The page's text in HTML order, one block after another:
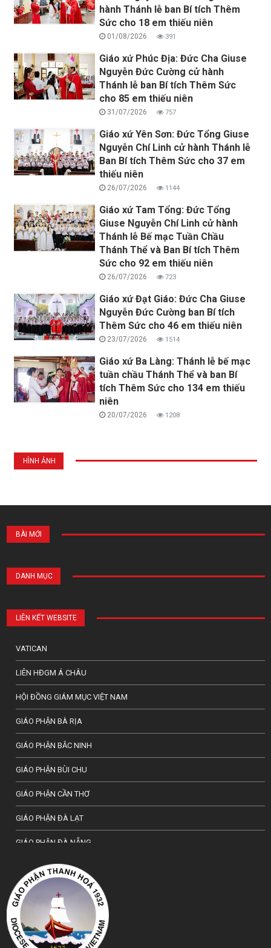
hành Thánh lễ ban Bí tích Thêm
Sức cho 18 em thiếu niên
01/08/2026 391
Giáo xứ Phúc Địa: Đức Cha Giuse
Nguyễn Đức Cường cử hành
Thánh lễ ban Bí tích Thêm Sức
cho 85 em thiếu niên
31/07/2026 757
Giáo xứ Yên Sơn: Đức Tổng Giuse
Nguyễn Chí Linh cử hành Thánh lễ
Ban Bí tích Thêm Sức cho 37 em
thiếu niên
26/07/2026 1144
Giáo xứ Tam Tổng: Đức Tổng
Giuse Nguyễn Chí Linh cử hành
Thánh lễ Bế mạc Tuần Chầu
Thánh Thể và Ban Bí tích Thêm
Sức cho 92 em thiếu niên
26/07/2026 723
Giáo xứ Đạt Giáo: Đức Cha Giuse
Nguyễn Đức Cường ban Bí tích
Thêm Sức cho 46 em thiếu niên
23/07/2026 1514
Giáo xứ Ba Làng: Thánh lễ bế mạc
tuần chầu Thánh Thể và ban Bí
tích Thêm Sức cho 134 em thiếu
niên
20/07/2026 1208
HÌNH ẢNH
BÀI MỚI
DANH MỤC
LIÊN KẾT WEBSITE
VATICAN
LIÊN HĐGM Á CHÂU
HỘI ĐỒNG GIÁM MỤC VIỆT NAM
GIÁO PHẬN BÀ RỊA
GIÁO PHẬN BẮC NINH
GIÁO PHẬN BÙI CHU
GIÁO PHẬN CẦN THƠ
GIÁO PHẬN ĐÀ LẠT
GIÁO PHẬN ĐÀ NẴNG
TỔNG GIÁO PHẬN HÀ NỘI
GIÁO PHẬN HẢI PHÒNG
TỔNG GIÁO PHẬN HUẾ
GIÁO PHẬN HƯNG HOÁ